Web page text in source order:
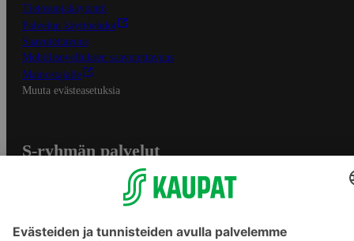
Tietosuojakäytäntö
Palvelun käyttöehdot
Saavutettavuus
Mobiilisovelluksen saavutettavuus
Mainostajalle
Muuta evästeasetuksia
S-ryhmän palvelut
Yhteishyvä Ruoka -sovellus